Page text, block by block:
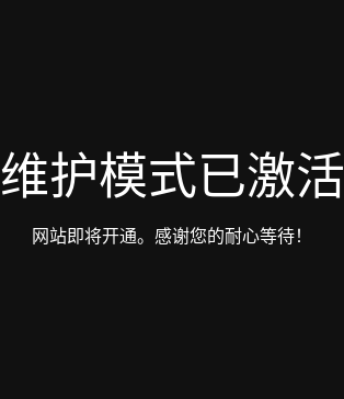
维护模式已激活
网站即将开通。感谢您的耐心等待！